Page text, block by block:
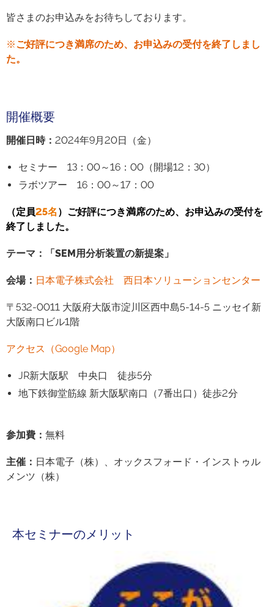
皆さまのお申込みをお待ちしております。
※ご好評につき満席のため、お申込みの受付を終了しまし
た。
開催概要
開催日時： 2024年9月20日（金）
セミナー 13：00～16：00（開場12：30）
ラボツアー 16：00～17：00
（定員25名 ）ご好評につき満席のため、お申込みの受付を
終了しました。
テーマ： 「SEM用分析装置の新提案」
会場： 日本電子株式会社 西日本ソリューションセンター
〒532-0011 大阪府大阪市淀川区西中島5-14-5 ニッセイ新
大阪南口ビル1階
アクセス（Google Map）
JR新大阪駅 中央口 徒歩5分
地下鉄御堂筋線 新大阪駅南口（7番出口）徒歩2分
参加費 ： 無料
主催 ： 日本電子（株）、オックスフォード・インストゥル
メンツ（株）
本セミナーのメリット